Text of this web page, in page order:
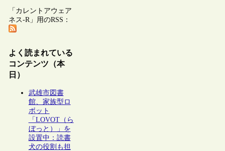
「カレントアウェア
ネス-R」用のRSS：
よく読まれている
コンテンツ（本
日）
武雄市図書
館、家族型ロ
ボット
「LOVOT（ら
ぼっと）」を
設置中：読書
犬の役割も担